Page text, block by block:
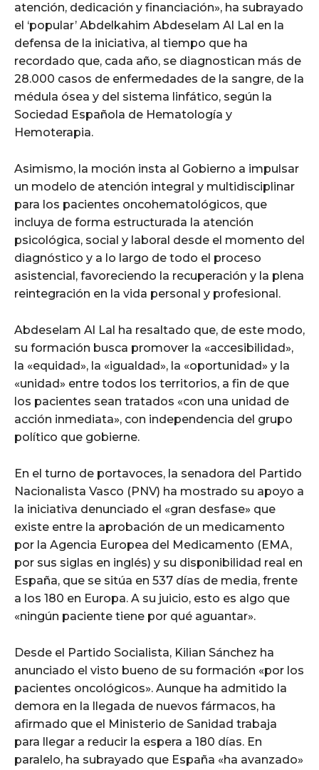
atención, dedicación y financiación», ha subrayado
el ‘popular’ Abdelkahim Abdeselam Al Lal en la
defensa de la iniciativa, al tiempo que ha
recordado que, cada año, se diagnostican más de
28.000 casos de enfermedades de la sangre, de la
médula ósea y del sistema linfático, según la
Sociedad Española de Hematología y
Hemoterapia.
Asimismo, la moción insta al Gobierno a impulsar
un modelo de atención integral y multidisciplinar
para los pacientes oncohematológicos, que
incluya de forma estructurada la atención
psicológica, social y laboral desde el momento del
diagnóstico y a lo largo de todo el proceso
asistencial, favoreciendo la recuperación y la plena
reintegración en la vida personal y profesional.
Abdeselam Al Lal ha resaltado que, de este modo,
su formación busca promover la «accesibilidad»,
la «equidad», la «igualdad», la «oportunidad» y la
«unidad» entre todos los territorios, a fin de que
los pacientes sean tratados «con una unidad de
acción inmediata», con independencia del grupo
político que gobierne.
En el turno de portavoces, la senadora del Partido
Nacionalista Vasco (PNV) ha mostrado su apoyo a
la iniciativa denunciado el «gran desfase» que
existe entre la aprobación de un medicamento
por la Agencia Europea del Medicamento (EMA,
por sus siglas en inglés) y su disponibilidad real en
España, que se sitúa en 537 días de media, frente
a los 180 en Europa. A su juicio, esto es algo que
«ningún paciente tiene por qué aguantar».
Desde el Partido Socialista, Kilian Sánchez ha
anunciado el visto bueno de su formación «por los
pacientes oncológicos». Aunque ha admitido la
demora en la llegada de nuevos fármacos, ha
afirmado que el Ministerio de Sanidad trabaja
para llegar a reducir la espera a 180 días. En
paralelo, ha subrayado que España «ha avanzado»